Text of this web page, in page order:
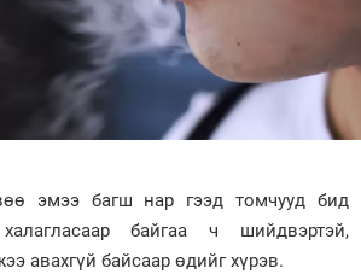
эмээ багш нар гээд томчууд бид
байгаа ч шийдвэртэй,
авахгүй байсаар өдийг хүрэв.